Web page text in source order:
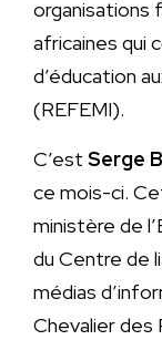
organisations
africaines qui
d’éducation
(REFEMI).
C’est Serge
ce mois-ci.
ministère de
du Centre de
médias
Chevalier des